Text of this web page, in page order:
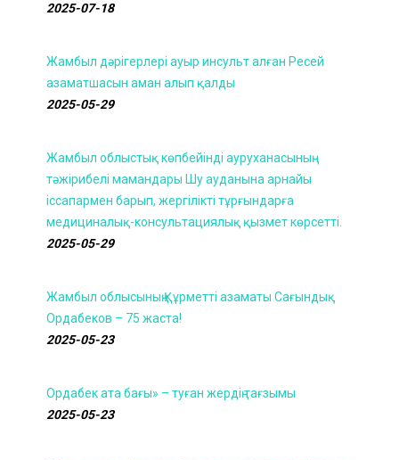
2025-07-18
Жамбыл дәрігерлері ауыр инсульт алған Ресей
азаматшасын аман алып қалды
2025-05-29
Жамбыл облыстық көпбейінді ауруханасының
тәжірибелі мамандары Шу ауданына арнайы
іссапармен барып, жергілікті тұрғындарға
медициналық-консультациялық қызмет көрсетті.
2025-05-29
Жамбыл облысының Құрметті азаматы Сағындық
Ордабеков – 75 жаста!
2025-05-23
Ордабек ата бағы» – туған жердің тағзымы
2025-05-23